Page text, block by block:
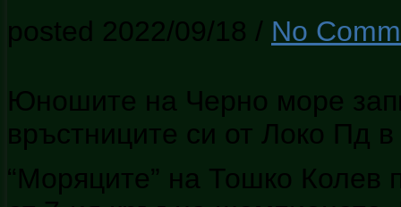
posted 2022/09/18 / No
Юношите на Черно море
връстниците си от Локо Пд
“Моряците” на Тошко Колев